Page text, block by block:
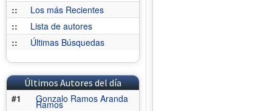
::
Los más Recientes
::
Lista de autores
::
Últimas Búsquedas
Últimos Autores del día
#1
Gonzalo Ramos Aranda
Ramos